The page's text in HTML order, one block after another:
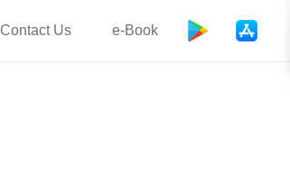
Contact Us e-Book